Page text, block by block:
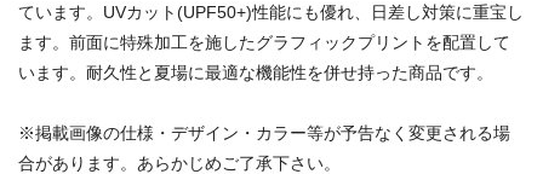
ています。UVカット(UPF50+)性能にも優れ、日差し対策に重宝し
ます。前面に特殊加工を施したグラフィックプリントを配置して
います。耐久性と夏場に最適な機能性を併せ持った商品です。
※掲載画像の仕様・デザイン・カラー等が予告なく変更される場
合があります。あらかじめご了承下さい。